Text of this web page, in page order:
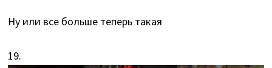
Ну или все больше теперь такая
19.